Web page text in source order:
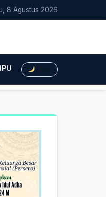
Bali Lakukan Aksi Nyata
8 Agustus 2026
HUKUMLIPUTAN